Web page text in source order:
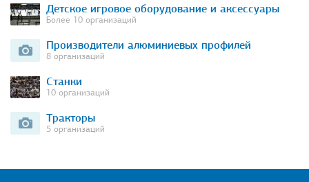
Детское игровое оборудование и аксессуары
Более 10 организаций
Производители алюминиевых профилей
8 организаций
Станки
10 организаций
Тракторы
5 организаций